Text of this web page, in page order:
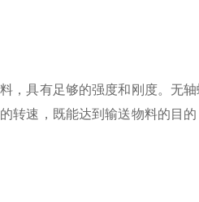
，具有足够的强度和刚度。无
转速，既能达到输送物料的目